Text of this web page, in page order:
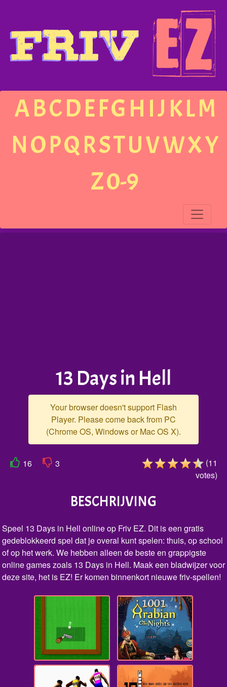
ABCDEFGH IJ KLM
NOPQRSTUVWXY
Z0-9
13 Days in Hell
Your browser doesn't support Flash
Player. Please come back from PC
(Chrome OS, Windows or Mac OS X).
16 3 (11
votes)
BESCHRIJVING
Speel 13 Days in Hell online op Friv EZ. Dit is een gratis
gedeblokkeerd spel dat je overal kunt spelen: thuis, op school
of op het werk. We hebben alleen de beste en grappigste
online games zoals 13 Days in Hell. Maak een bladwijzer voor
deze site, het is EZ! Er komen binnenkort nieuwe friv-spellen!